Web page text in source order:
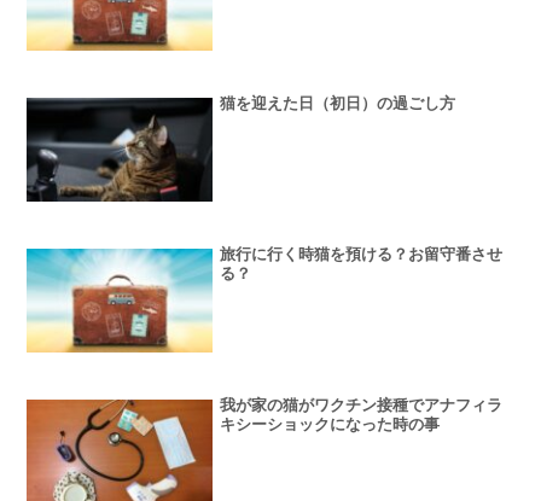
猫を迎えた日（初日）の過ごし方
旅行に行く時猫を預ける？お留守番させ
る？
我が家の猫がワクチン接種でアナフィラ
キシーショックになった時の事